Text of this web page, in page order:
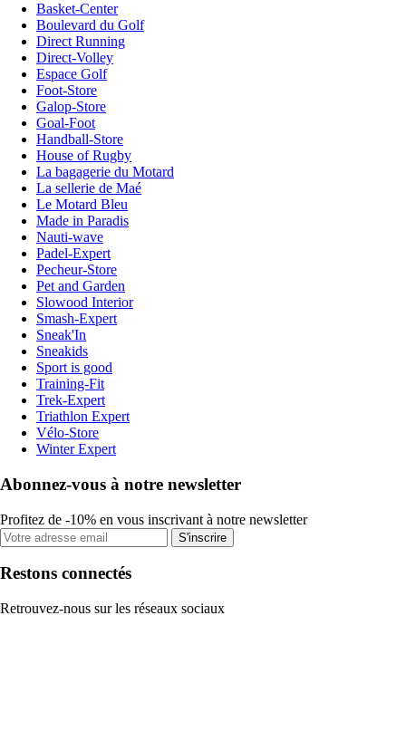
Basket-Center
Boulevard du Golf
Direct Running
Direct-Volley
Espace Golf
Foot-Store
Galop-Store
Goal-Foot
Handball-Store
House of Rugby
La bagagerie du Motard
La sellerie de Maé
Le Motard Bleu
Made in Paradis
Nauti-wave
Padel-Expert
Pecheur-Store
Pet and Garden
Slowood Interior
Smash-Expert
Sneak'In
Sneakids
Sport is good
Training-Fit
Trek-Expert
Triathlon Expert
Vélo-Store
Winter Expert
Abonnez-vous à notre newsletter
Profitez de -10% en vous inscrivant à notre newsletter
S'inscrire
Restons connectés
Retrouvez-nous sur les réseaux sociaux